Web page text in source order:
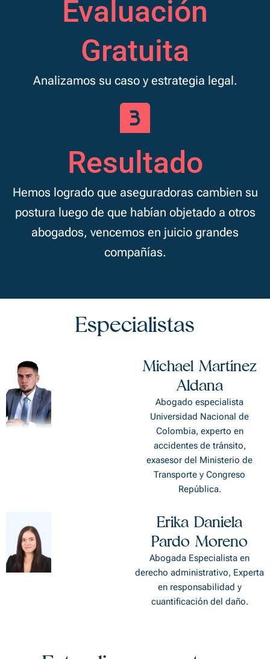
Evaluación
Gratuita
Analizamos su caso y estrategia legal.
Resultado
Hemos logrado que aseguradoras cambien su
postura luego de que habían objetado a otros
abogados, vencemos en juicio grandes
compañías.
Especialistas
Michael Martínez
Aldana
Abogado especialista
Universidad Nacional de
Colombia, experto en
accidentes de tránsito,
exasesor del Ministerio de
Transporte y Congreso
República.
Erika Daniela
Pardo Moreno
Abogada Especialista en
derecho administrativo, Experta
en responsabilidad y
cuantificación del daño.